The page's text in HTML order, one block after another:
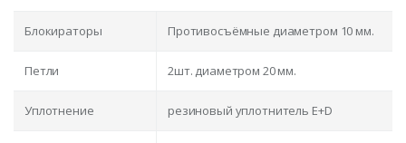
Блокираторы Противосъёмные диаметром 10 мм.
Петли 2шт. диаметром 20 мм.
Уплотнение резиновый уплотнитель E+D